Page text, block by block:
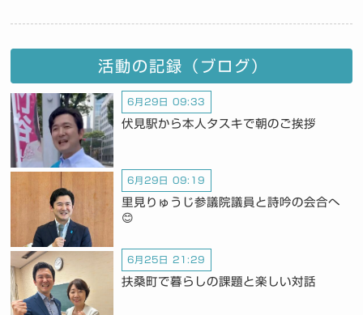
活動の記録（ブログ）
6月29日 09:33
伏見駅から本人タスキで朝のご挨拶
6月29日 09:19
里見りゅうじ参議院議員と詩吟の会合へ
😊
6月25日 21:29
扶桑町で暮らしの課題と楽しい対話